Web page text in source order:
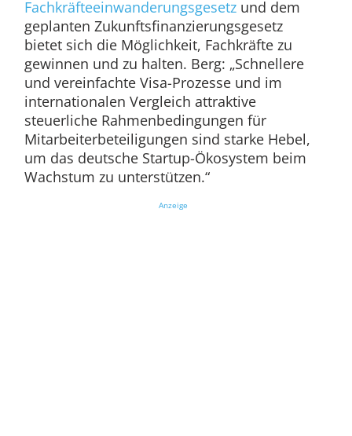
Fachkräfteeinwanderungsgesetz und dem
geplanten Zukunftsfinanzierungsgesetz
bietet sich die Möglichkeit, Fachkräfte zu
gewinnen und zu halten. Berg: „Schnellere
und vereinfachte Visa-Prozesse und im
internationalen Vergleich attraktive
steuerliche Rahmenbedingungen für
Mitarbeiterbeteiligungen sind starke Hebel,
um das deutsche Startup-Ökosystem beim
Wachstum zu unterstützen.“
Anzeige